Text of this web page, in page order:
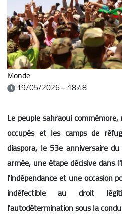
Monde
19/05/2026 - 18:48
Le peuple sahraoui
occupés et les camps de
diaspora, le 53e anniversaire
armée, une étape décisive dans
l'indépendance et une occasion
indéfectible au droit
l'autodétermination sous la